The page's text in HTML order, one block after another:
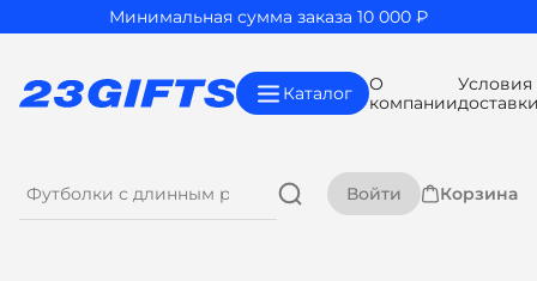
Минимальная сумма заказа 10 000 ₽
Каталог
О
компании
Условия
Войти Корзина